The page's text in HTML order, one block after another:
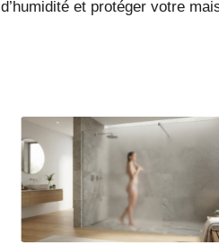
d’humidité et protéger votre